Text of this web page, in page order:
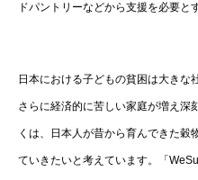
ドパントリーなどから支援を必要と
日本における子どもの貧困は大きな
さらに経済的に苦しい家庭が増え深
くは、日本人が昔から育んできた穀
ていきたいと考えています。「